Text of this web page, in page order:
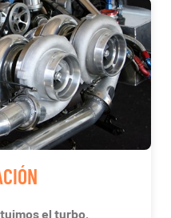
el turbo.